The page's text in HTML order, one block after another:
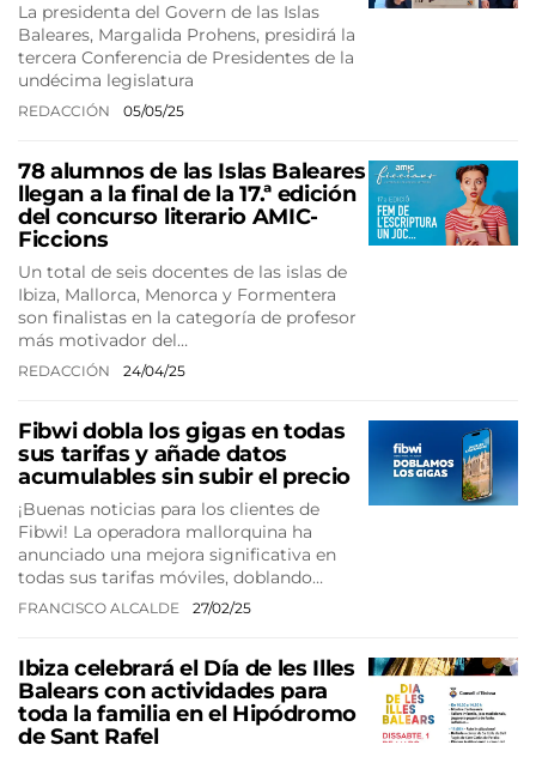
La presidenta del Govern de las Islas
Baleares, Margalida Prohens, presidirá la
tercera Conferencia de Presidentes de la
undécima legislatura
REDACCIÓN 05/05/25
78 alumnos de las Islas Baleares
llegan a la final de la 17.ª edición
del concurso literario AMIC-
Ficcions
Un total de seis docentes de las islas de
Ibiza, Mallorca, Menorca y Formentera
son finalistas en la categoría de profesor
más motivador del…
REDACCIÓN 24/04/25
Fibwi dobla los gigas en todas
sus tarifas y añade datos
acumulables sin subir el precio
¡Buenas noticias para los clientes de
Fibwi! La operadora mallorquina ha
anunciado una mejora significativa en
todas sus tarifas móviles, doblando…
FRANCISCO ALCALDE 27/02/25
Ibiza celebrará el Día de les Illes
Balears con actividades para
toda la familia en el Hipódromo
de Sant Rafel